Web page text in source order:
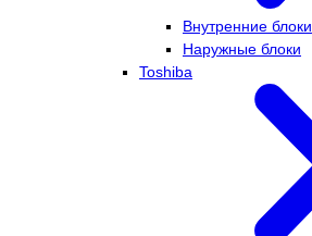
Внутренние блоки
Наружные блоки
Toshiba